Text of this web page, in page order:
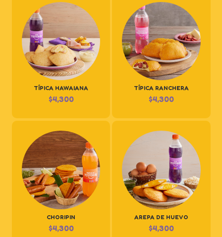
TÍPICA HAWAIANA
$4,300
TÍPICA RANCHERA
$4,300
CHORIPIN
$4,300
AREPA DE HUEVO
$4,300